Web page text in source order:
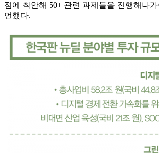
점에 착안해 50+ 관련 과제들을 진행해나
언했다.